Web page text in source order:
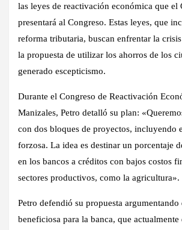
las leyes de reactivación económica que el
presentará al Congreso. Estas leyes, que
reforma tributaria, buscan enfrentar la
la propuesta de utilizar los ahorros de los
generado escepticismo.
Durante el Congreso de Reactivación
Manizales, Petro detalló su plan:
con dos bloques de proyectos, incluyendo
forzosa. La idea es destinar un porcentaje
en los bancos a créditos con bajos costos
sectores productivos, como la agricultura».
Petro defendió su propuesta argumentando
beneficiosa para la banca, que actualmente